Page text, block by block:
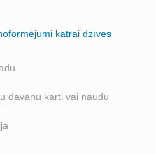
katrai dzīves
dāvanu karti vai naudu